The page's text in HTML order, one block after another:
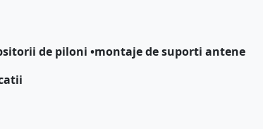
de piloni •montaje de suporti antene